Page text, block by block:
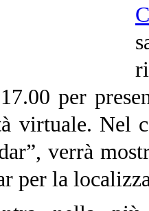
per
virtuale. Nel
verrà
per la